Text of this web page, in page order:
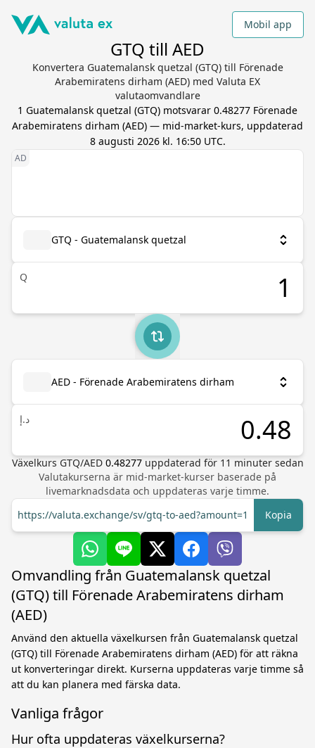
Mobil app
GTQ till AED
Konvertera Guatemalansk quetzal (GTQ) till Förenade
Arabemiratens dirham (AED) med Valuta EX
valutaomvandlare
1 Guatemalansk quetzal (GTQ) motsvarar 0.48277 Förenade
Arabemiratens dirham (AED) — mid-market-kurs, uppdaterad
8 augusti 2026 kl. 16:50 UTC.
GTQ - Guatemalansk quetzal
Q
AED - Förenade Arabemiratens dirham
د.إ
Växelkurs GTQ/AED 0.48277 uppdaterad för 11 minuter sedan
Valutakurserna är mid-market-kurser baserade på
livemarknadsdata och uppdateras varje timme.
https://valuta.exchange/sv/gtq-to-aed?amount=1
Kopia
Omvandling från Guatemalansk quetzal
(GTQ) till Förenade Arabemiratens dirham
(AED)
Använd den aktuella växelkursen från Guatemalansk quetzal
(GTQ) till Förenade Arabemiratens dirham (AED) för att räkna
ut konverteringar direkt. Kurserna uppdateras varje timme så
att du kan planera med färska data.
Vanliga frågor
Hur ofta uppdateras växelkurserna?